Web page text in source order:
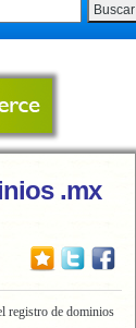
Buscar
.mx
registro de dominios